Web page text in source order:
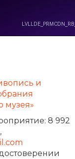
и
музея»
8 992